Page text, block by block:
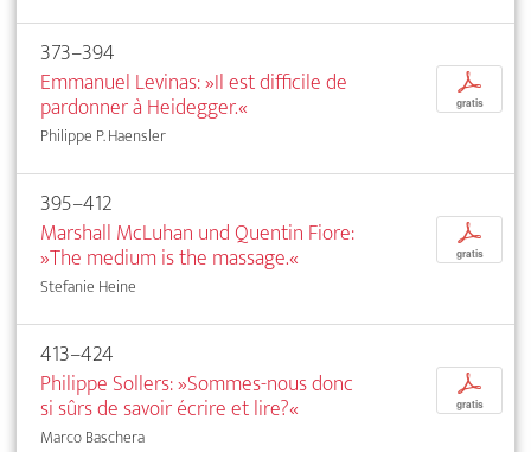
373–394
Emmanuel Levinas: »Il est difficile de
pardonner à Heidegger.«
Philippe P. Haensler
p
gratis
395–412
Marshall McLuhan und Quentin Fiore:
»The medium is the massage.«
Stefanie Heine
p
gratis
413–424
Philippe Sollers: »Sommes-nous donc
si sûrs de savoir écrire et lire?«
Marco Baschera
p
gratis